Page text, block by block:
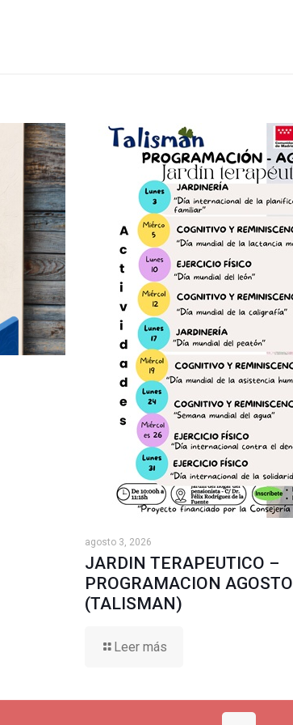
agosto 3, 2026
JARDIN TERAPEUTICO –
PROGRAMACION AGOSTO
(TALISMAN)
Leer más